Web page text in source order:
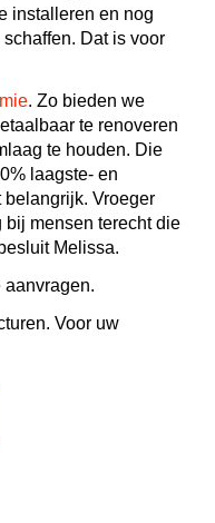
installeren en nog
Dat is voor
. Zo bieden we
te renoveren
te houden. Die
laagste- en
Vroeger
bij mensen terecht die
Melissa.
aanvragen.
Voor uw